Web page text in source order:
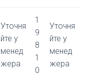
Уточня
йте у
менед
жера
1
9
8
1
0
Уточня
йте у
менед
жера